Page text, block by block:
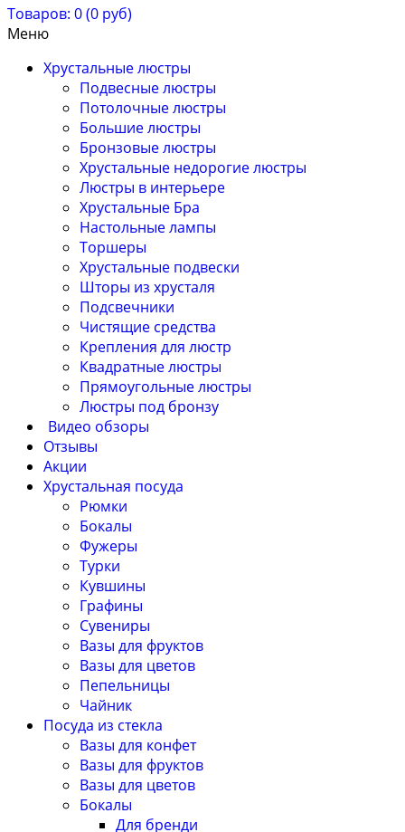
Товаров: 0 (0 руб)
Меню
Хрустальные люстры
Подвесные люстры
Потолочные люстры
Большие люстры
Бронзовые люстры
Хрустальные недорогие люстры
Люстры в интерьере
Хрустальные Бра
Настольные лампы
Торшеры
Хрустальные подвески
Шторы из хрусталя
Подсвечники
Чистящие средства
Крепления для люстр
Квадратные люстры
Прямоугольные люстры
Люстры под бронзу
Видео обзоры
Отзывы
Акции
Хрустальная посуда
Рюмки
Бокалы
Фужеры
Турки
Кувшины
Графины
Сувениры
Вазы для фруктов
Вазы для цветов
Пепельницы
Чайник
Посуда из стекла
Вазы для конфет
Вазы для фруктов
Вазы для цветов
Бокалы
Для бренди